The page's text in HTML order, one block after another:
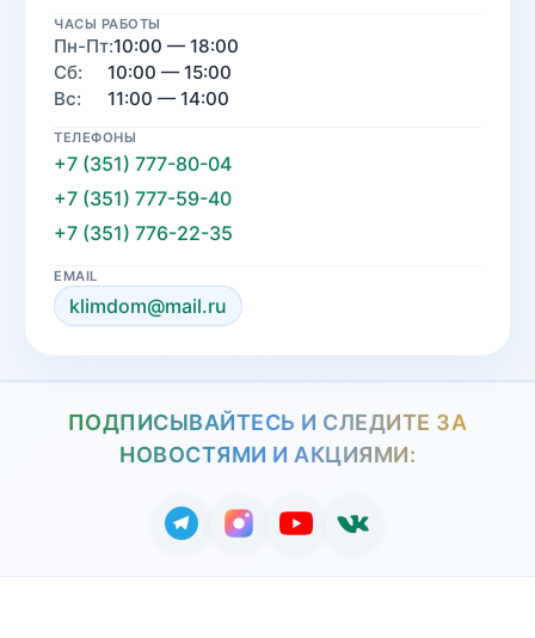
ЧАСЫ РАБОТЫ
Пн-Пт:10:00 — 18:00
Сб:
10:00 — 15:00
Вс:
11:00 — 14:00
ТЕЛЕФОНЫ
+7 (351) 777-80-04
+7 (351) 777-59-40
+7 (351) 776-22-35
EMAIL
klimdom@mail.ru
ПОДПИСЫВАЙТЕСЬ И СЛЕДИТЕ ЗА
НОВОСТЯМИ И АКЦИЯМИ: